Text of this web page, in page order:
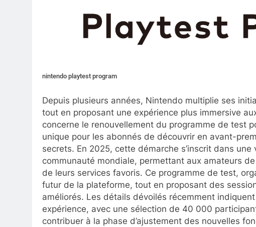
nintendo playtest program
Depuis plusieurs années, Nintendo multiplie ses
tout en proposant une expérience plus immersive
concerne le renouvellement du programme de test
unique pour les abonnés de découvrir en avant-
secrets. En 2025, cette démarche s’inscrit dans une
communauté mondiale, permettant aux amateurs
de leurs services favoris. Ce programme de test,
futur de la plateforme, tout en proposant des
améliorés. Les détails dévoilés récemment
expérience, avec une sélection de 40 000
contribuer à la phase d’ajustement des nouvelles